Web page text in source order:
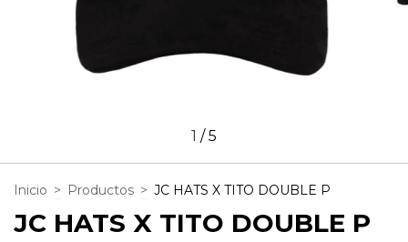
1 /5
Inicio > Productos > JC HATS X TITO DOUBLE P
JC HATS X TITO DOUBLE P